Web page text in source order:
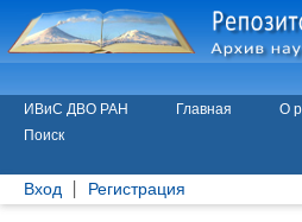
ИВиС ДВО РАН Главная О
Поиск
Вход Регистрация